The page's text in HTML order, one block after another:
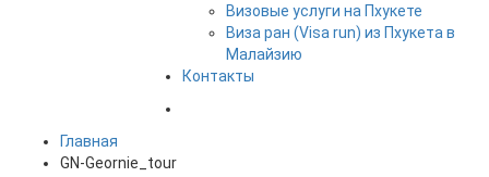
Визовые услуги на Пхукете
Виза ран (Visa run) из Пхукета в
Малайзию
Контакты
Главная
GN-Geornie_tour